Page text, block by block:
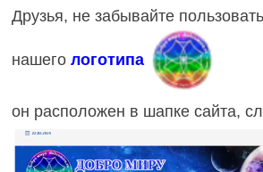
Друзья, не забывайте
нашего логотипа
он расположен в шапке сайта,